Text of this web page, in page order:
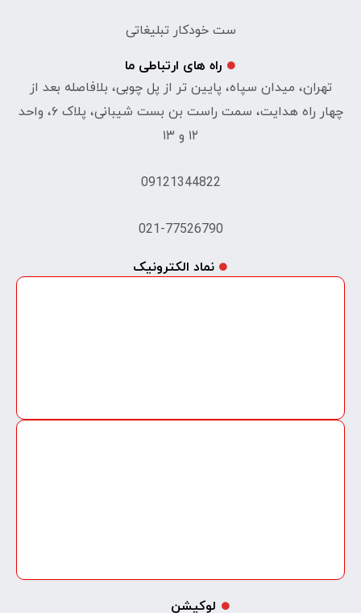
ست خودکار تبلیغاتی
راه های ارتباطی ما
تهران، میدان سپاه، پایین تر از پل چوبی، بلافاصله بعد از
چهار راه هدایت، سمت راست بن بست شیبانی، پلاک ۶، واحد
۱۲ و ۱۳
09121344822
021-77526790
نماد الکترونیک
لوکیشن